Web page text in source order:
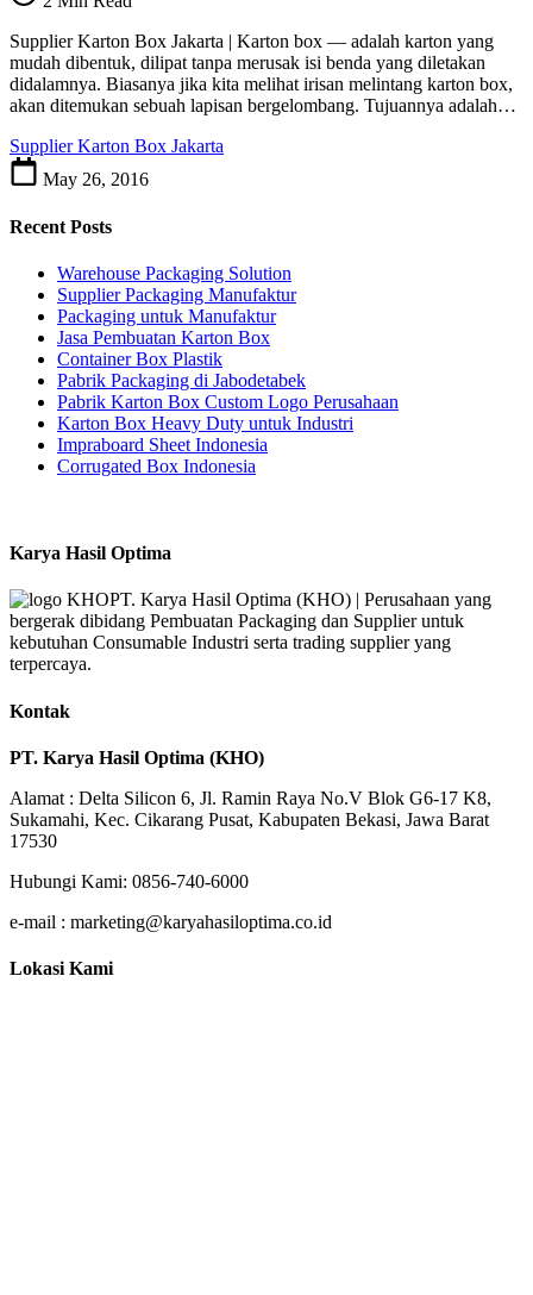
Supplier Karton Box Jakarta | Karton box — adalah karton yang
mudah dibentuk, dilipat tanpa merusak isi benda yang diletakan
didalamnya. Biasanya jika kita melihat irisan melintang karton box,
akan ditemukan sebuah lapisan bergelombang. Tujuannya adalah…
Supplier Karton Box Jakarta
May 26, 2016
Recent Posts
Warehouse Packaging Solution
Supplier Packaging Manufaktur
Packaging untuk Manufaktur
Jasa Pembuatan Karton Box
Container Box Plastik
Pabrik Packaging di Jabodetabek
Pabrik Karton Box Custom Logo Perusahaan
Karton Box Heavy Duty untuk Industri
Impraboard Sheet Indonesia
Corrugated Box Indonesia
Karya Hasil Optima
PT. Karya Hasil Optima (KHO) | Perusahaan yang
bergerak dibidang Pembuatan Packaging dan Supplier untuk
kebutuhan Consumable Industri serta trading supplier yang
terpercaya.
Kontak
PT. Karya Hasil Optima (KHO)
Alamat : Delta Silicon 6, Jl. Ramin Raya No.V Blok G6-17 K8,
Sukamahi, Kec. Cikarang Pusat, Kabupaten Bekasi, Jawa Barat
17530
Hubungi Kami: 0856-740-6000
e-mail : marketing@karyahasiloptima.co.id
Lokasi Kami